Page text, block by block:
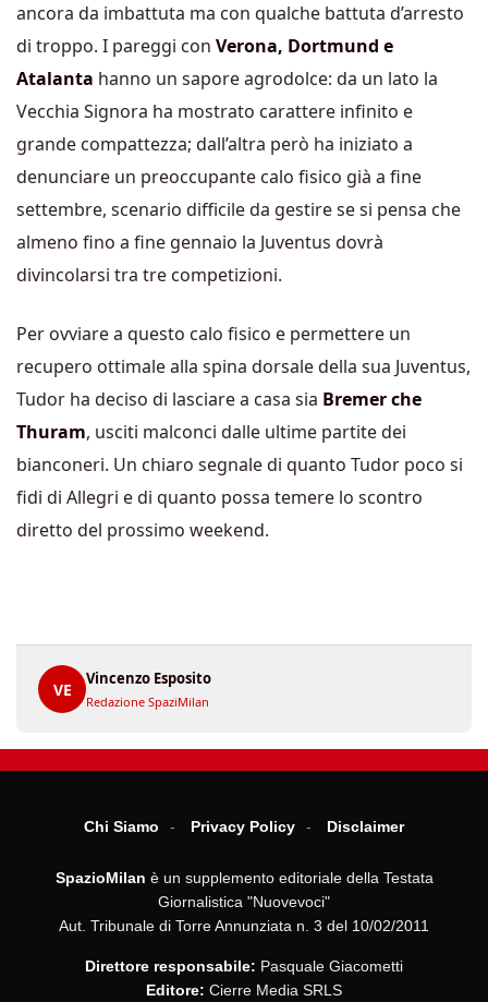
ancora da imbattuta ma con qualche battuta d’arresto
di troppo. I pareggi con Verona, Dortmund e
Atalanta hanno un sapore agrodolce: da un lato la
Vecchia Signora ha mostrato carattere infinito e
grande compattezza; dall’altra però ha iniziato a
denunciare un preoccupante calo fisico già a fine
settembre, scenario difficile da gestire se si pensa che
almeno fino a fine gennaio la Juventus dovrà
divincolarsi tra tre competizioni.
Per ovviare a questo calo fisico e permettere un
recupero ottimale alla spina dorsale della sua Juventus,
Tudor ha deciso di lasciare a casa sia Bremer che
Thuram, usciti malconci dalle ultime partite dei
bianconeri. Un chiaro segnale di quanto Tudor poco si
fidi di Allegri e di quanto possa temere lo scontro
diretto del prossimo weekend.
VE
Vincenzo Esposito
Redazione SpaziMilan
Chi Siamo Privacy Policy Disclaimer
SpazioMilan è un supplemento editoriale della Testata
Giornalistica "Nuovevoci"
Aut. Tribunale di Torre Annunziata n. 3 del 10/02/2011
Direttore responsabile: Pasquale Giacometti
Editore: Cierre Media SRLS